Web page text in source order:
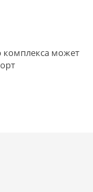
комплекса может